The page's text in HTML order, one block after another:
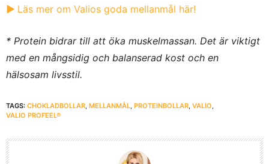
▶︎ Läs mer om Valios goda mellanmål här!
* Protein bidrar till att öka muskelmassan. Det är viktigt
med en mångsidig och balanserad kost och en
hälsosam livsstil.
TAGS: CHOKLADBOLLAR, MELLANMÅL, PROTEINBOLLAR, VALIO,
VALIO PROFEEL®